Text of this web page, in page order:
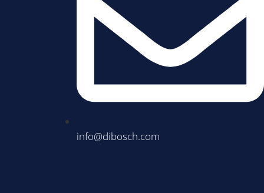
info@dibosch.com